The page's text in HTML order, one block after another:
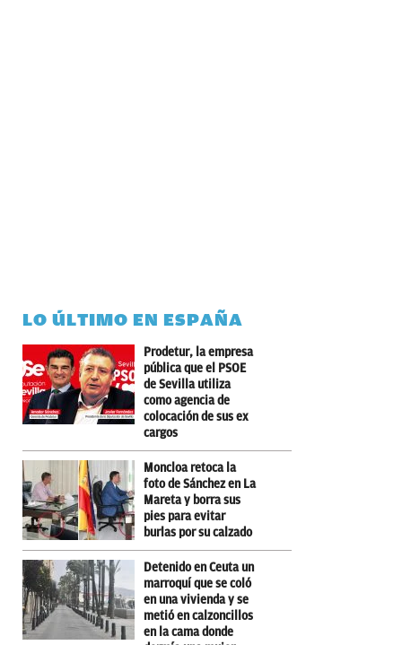
LO ÚLTIMO EN ESPAÑA
Prodetur, la empresa
pública que el PSOE
de Sevilla utiliza
como agencia de
colocación de sus ex
cargos
Moncloa retoca la
foto de Sánchez en La
Mareta y borra sus
pies para evitar
burlas por su calzado
Detenido en Ceuta un
marroquí que se coló
en una vivienda y se
metió en calzoncillos
en la cama donde